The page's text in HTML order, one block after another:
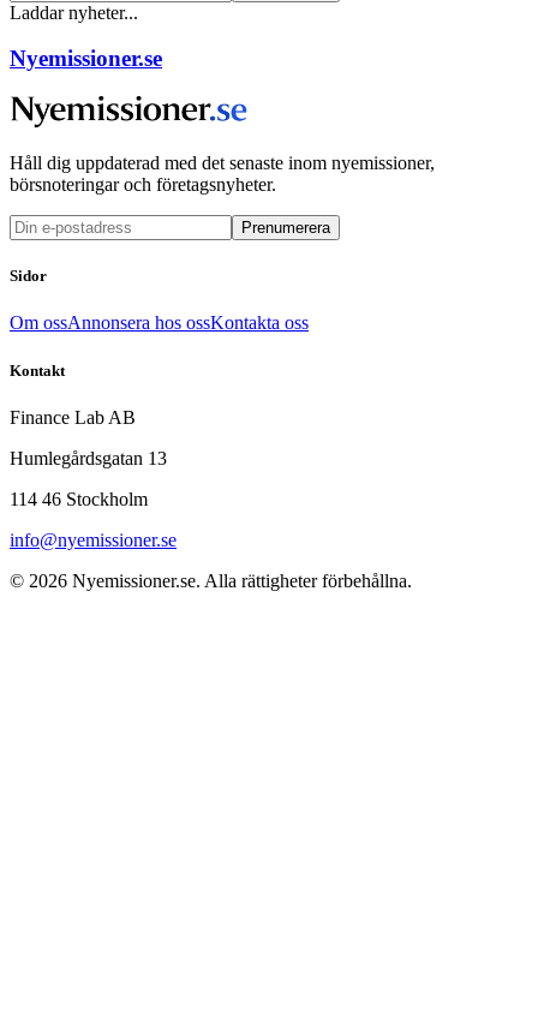
Laddar nyheter...
Nyemissioner.se
Håll dig uppdaterad med det senaste inom nyemissioner,
börsnoteringar och företagsnyheter.
Prenumerera
Sidor
Om ossAnnonsera hos ossKontakta oss
Kontakt
Finance Lab AB
Humlegårdsgatan 13
114 46 Stockholm
info@nyemissioner.se
© 2026 Nyemissioner.se. Alla rättigheter förbehållna.